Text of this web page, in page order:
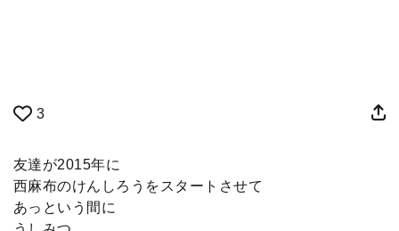
3
友達が2015年に
西麻布のけんしろうをスタートさせて
あっという間に